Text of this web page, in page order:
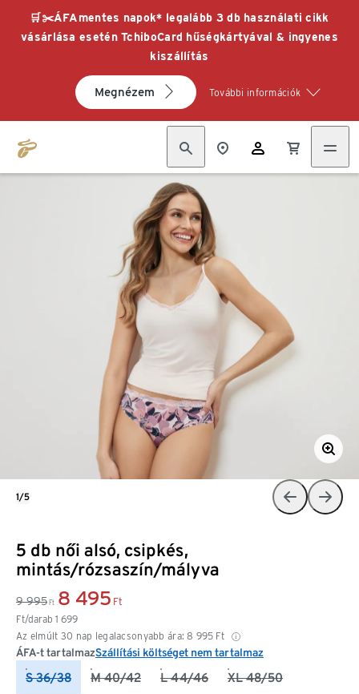
🛒✂️ÁFAmentes napok* legalább 3 db használati cikk
vásárlása esetén TchiboCard hűségkártyával & ingyenes
kiszállítás
Megnézem További információk
5 db női alsó, csipkés,
mintás/rózsaszín/mályva
9 995 Ft 8 495 Ft
Ft/darab 1 699
Az elmúlt 30 nap legalacsonyabb ára: 8 995 Ft
ÁFA-t tartalmazSzállítási költséget nem tartalmaz
S 36/38 M 40/42 L 44/46 XL 48/50
1/5